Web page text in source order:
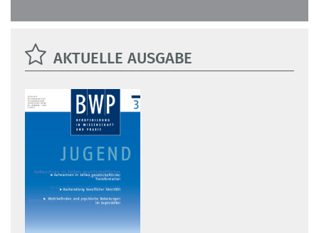
AKTUELLE AUSGABE